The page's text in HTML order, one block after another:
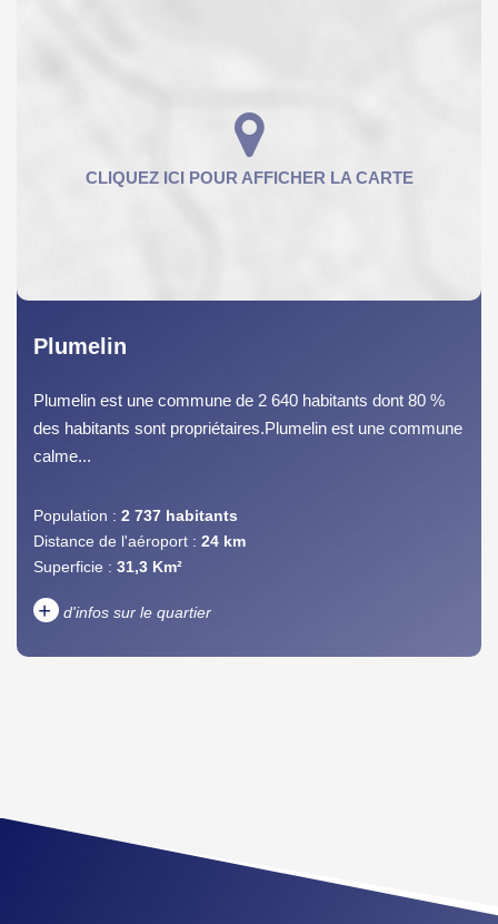
Plumelin
Plumelin est une commune de 2 640 habitants dont 80 %
des habitants sont propriétaires.Plumelin est une commune
calme...
Population : 2 737 habitants
Distance de l'aéroport : 24 km
Superficie : 31,3 Km²
+ d'infos sur le quartier
TAUX DE PROPRIÉTAIRES
PART DES MÉNAGES SANS